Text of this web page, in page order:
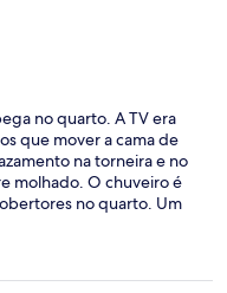
no quarto. A TV era
que mover a cama de
na torneira e no
molhado. O chuveiro é
no quarto. Um
o mal cheiro no
O quarto era muito
fazer uma manutenção.